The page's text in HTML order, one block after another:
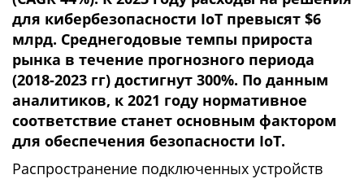
для кибербезопасности IoT превысят $6
млрд. Среднегодовые темпы прироста
рынка в течение прогнозного периода
(2018-2023 гг) достигнут 300%. По данным
аналитиков, к 2021 году нормативное
соответствие станет основным фактором
для обеспечения безопасности IoT.
Распространение подключенных устройств